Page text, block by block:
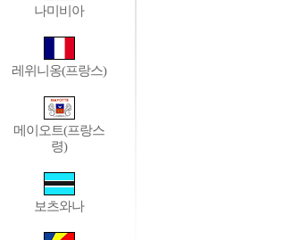
나미비아
레위니옹(프랑스)
메이오트(프랑스
령)
보츠와나